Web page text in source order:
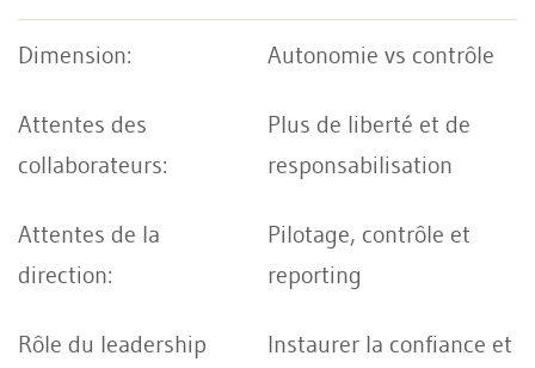
Autonomie vs contrôle
Plus de liberté et de
responsabilisation
Pilotage, contrôle et
reporting
Instaurer la confiance et